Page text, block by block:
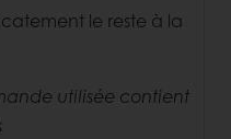
le reste à la
utilisée contient